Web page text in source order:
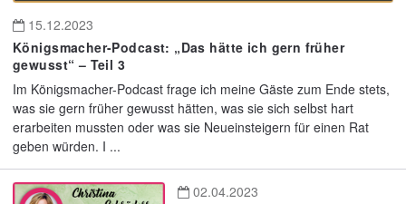
15.12.2023
Königsmacher-Podcast: „Das hätte ich gern früher
gewusst“ – Teil 3
Im Königsmacher-Podcast frage ich meine Gäste zum Ende stets,
was sie gern früher gewusst hätten, was sie sich selbst hart
erarbeiten mussten oder was sie Neueinsteigern für einen Rat
geben würden. I ...
02.04.2023